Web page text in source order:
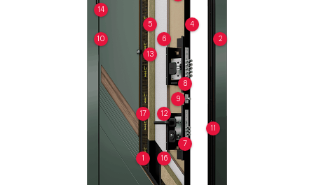
1
2
4
5
6
7
8
9
10
11
12
13
14
16
17